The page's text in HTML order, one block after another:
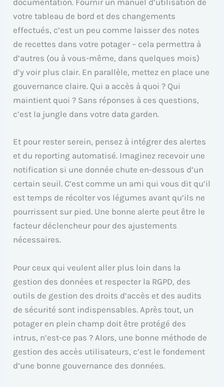
documentation. Fournir un manuel d’utilisation de
votre tableau de bord et des changements
effectués, c’est un peu comme laisser des notes
de recettes dans votre potager – cela permettra à
d’autres (ou à vous-même, dans quelques mois)
d’y voir plus clair. En parallèle, mettez en place une
gouvernance claire. Qui a accès à quoi ? Qui
maintient quoi ? Sans réponses à ces questions,
c’est la jungle dans votre data garden.
Et pour rester serein, pensez à intégrer des alertes
et du reporting automatisé. Imaginez recevoir une
notification si une donnée chute en-dessous d’un
certain seuil. C’est comme un ami qui vous dit qu’il
est temps de récolter vos légumes avant qu’ils ne
pourrissent sur pied. Une bonne alerte peut être le
facteur déclencheur pour des ajustements
nécessaires.
Pour ceux qui veulent aller plus loin dans la
gestion des données et respecter la RGPD, des
outils de gestion des droits d’accès et des audits
de sécurité sont indispensables. Après tout, un
potager en plein champ doit être protégé des
intrus, n’est-ce pas ? Alors, une bonne méthode de
gestion des accès utilisateurs, c’est le fondement
d’une bonne gouvernance des données.